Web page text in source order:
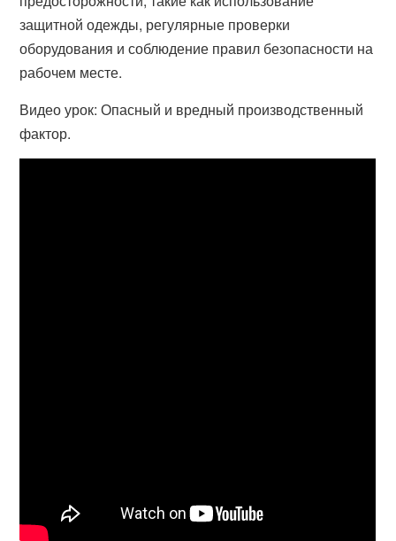
защитной одежды, регулярные проверки
оборудования и соблюдение правил безопасности на
рабочем месте.
Видео урок: Опасный и вредный производственный
фактор.